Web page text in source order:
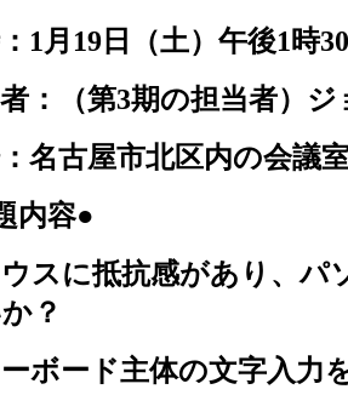
1 月 19日（土）午後1 時30
：（第3期の担当者）ジ
名古屋市北区内の会議
内容●
スに抵抗感があり、パ
？
ボード主体の文字入力